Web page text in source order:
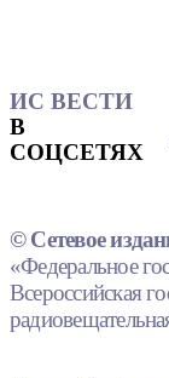
ИС ВЕСТИ
В
СОЦСЕТЯХ
© Сетевое
«Федеральное
Всероссийская